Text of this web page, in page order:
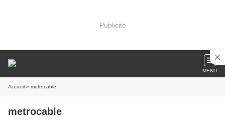
Publicité
MENU
Accueil » metrocable
metrocable